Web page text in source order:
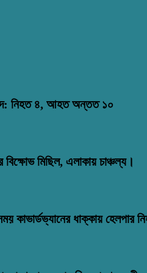
নিহত ৪, আহত অন্তত ১০
বিক্ষোভ মিছিল, এলাকায় চাঞ্চল্য।
কাভার্ডভ্যানের ধাক্কায় হেলপার